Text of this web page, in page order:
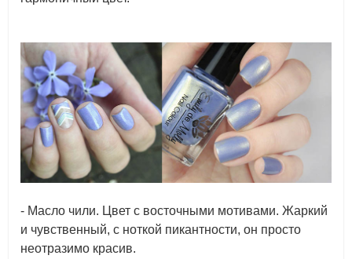
- Масло чили. Цвет с восточными мотивами. Жаркий
и чувственный, с ноткой пикантности, он просто
неотразимо красив.